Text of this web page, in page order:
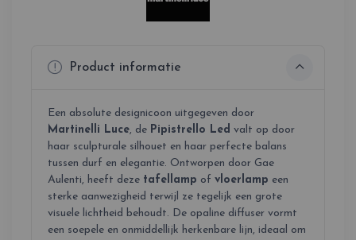
Product informatie
Een absolute designicoon uitgegeven door
Martinelli Luce, de Pipistrello Led valt op door
haar sculpturale silhouet en haar perfecte balans
tussen durf en elegantie. Ontworpen door Gae
Aulenti, heeft deze tafellamp of vloerlamp een
sterke aanwezigheid terwijl ze tegelijk een grote
visuele lichtheid behoudt. De opaline diffuser vormt
een soepele en onmiddellijk herkenbare lijn, ideaal om